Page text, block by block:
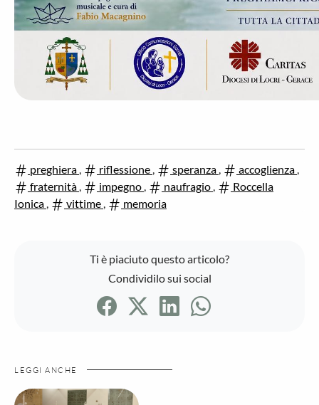
preghiera , riflessione , speranza , accoglienza ,
fraternità , impegno , naufragio ,
Roccella
Ionica , vittime , memoria
Ti è piaciuto questo articolo?
Condividilo sui social
LEGGI ANCHE